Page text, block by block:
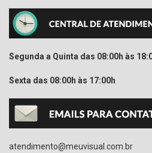
Segunda a Quinta das 08:00h às
Sexta das 08:00h às 17:00h
atendimento@meuvisual.com.br